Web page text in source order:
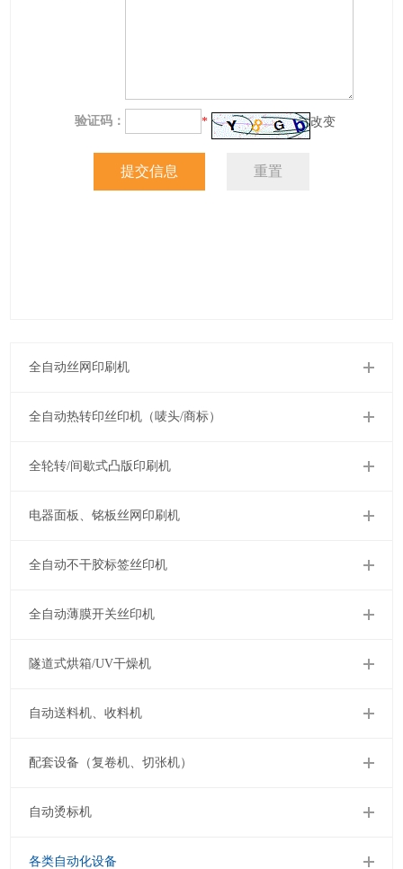
验证码： * 改变
全自动丝网印刷机
全自动热转印丝印机（唛头/商标）
全轮转/间歇式凸版印刷机
电器面板、铭板丝网印刷机
全自动不干胶标签丝印机
全自动薄膜开关丝印机
隧道式烘箱/UV干燥机
自动送料机、收料机
配套设备（复卷机、切张机）
自动烫标机
各类自动化设备